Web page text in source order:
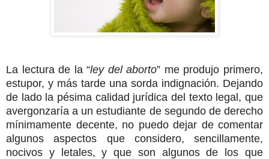
La lectura de la “ley del aborto” me produjo primero,
estupor, y más tarde una sorda indignación. Dejando
de lado la pésima calidad jurídica del texto legal, que
avergonzaría a un estudiante de segundo de derecho
mínimamente decente, no puedo dejar de comentar
algunos aspectos que considero, sencillamente,
nocivos y letales, y que son algunos de los que